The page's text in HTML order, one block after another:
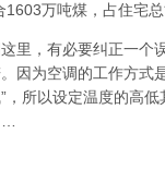
1603万吨煤，占住宅
，有必要纠正一个误
因为空调的工作方式
，所以设定温度的高